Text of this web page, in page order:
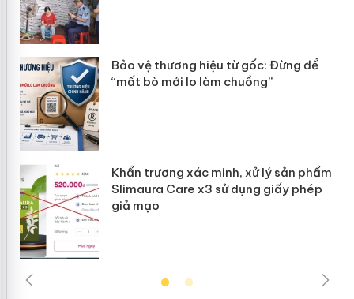
Bảo vệ thương hiệu từ gốc: Đừng để
“mất bò mới lo làm chuồng”
Khẩn trương xác minh, xử lý sản phẩm
Slimaura Care x3 sử dụng giấy phép
giả mạo